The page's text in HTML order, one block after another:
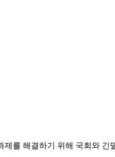
를 해결하기 위해 국회와 긴